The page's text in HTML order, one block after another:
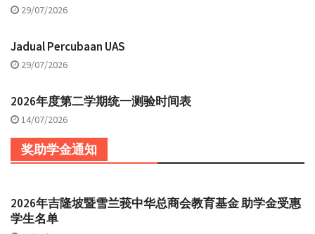
29/07/2026
Jadual Percubaan UAS
29/07/2026
2026年度第二学期统一测验时间表
14/07/2026
奖助学金通知
2026年吉隆坡暨雪兰莪中华总商会教育基金 助学金受惠
学生名单